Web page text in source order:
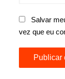
Salvar
vez que eu